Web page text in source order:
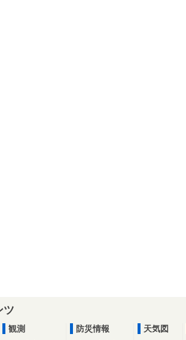
ツ
観測
防災情報
天気図